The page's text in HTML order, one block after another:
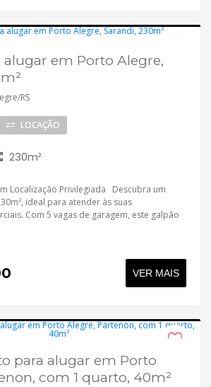
alugar em Porto Alegre,
RS
LOCAÇÃO
230m²
Localização Privilegiada Descubra um
ideal para atender às suas
Com 5 vagas de garagem, este galpão
VER MAIS
Desocupado
para alugar em Porto
com 1 quarto, 40m²